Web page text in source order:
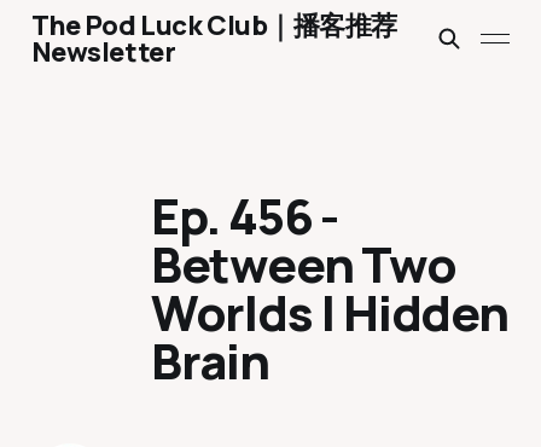
The Pod Luck Club｜播客推荐
Newsletter
Ep. 456 -
Between Two
Worlds | Hidden
Brain